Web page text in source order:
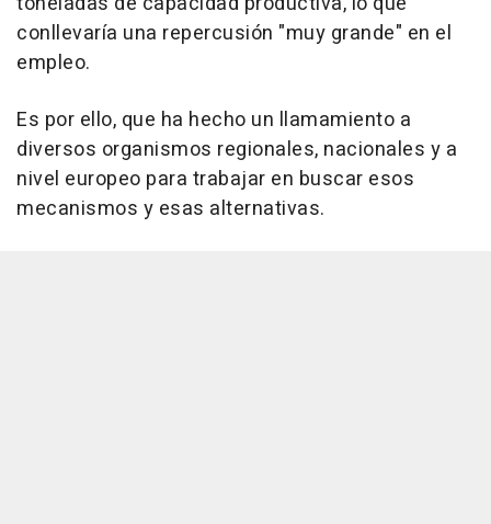
conllevaría una repercusión "muy grande" en el
empleo.
Es por ello, que ha hecho un llamamiento a
diversos organismos regionales, nacionales y a
nivel europeo para trabajar en buscar esos
mecanismos y esas alternativas.